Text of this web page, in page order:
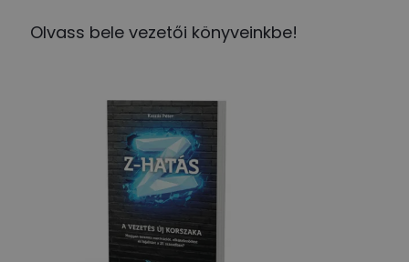
Olvass bele vezetői könyveinkbe!